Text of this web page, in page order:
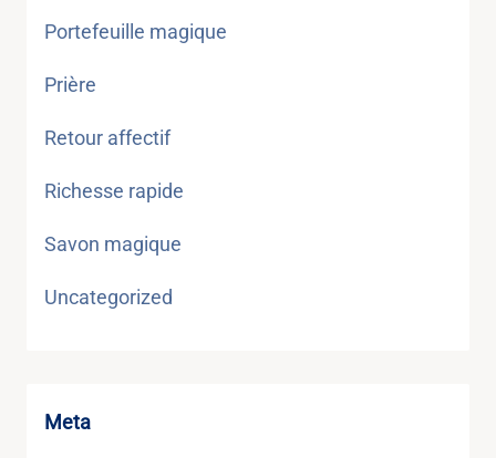
Portefeuille magique
Prière
Retour affectif
Richesse rapide
Savon magique
Uncategorized
Meta